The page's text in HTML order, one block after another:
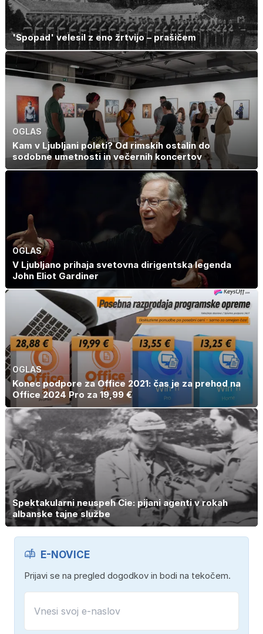
'Spopad' velesil z eno žrtvijo – prašičem
OGLAS
Kam v Ljubljani poleti? Od rimskih ostalin do
sodobne umetnosti in večernih koncertov
OGLAS
V Ljubljano prihaja svetovna dirigentska legenda
John Eliot Gardiner
OGLAS
Konec podpore za Office 2021: čas je za prehod na
Office 2024 Pro za 19,99 €
Spektakularni neuspeh Cie: pijani agenti v rokah
albanske tajne službe
E-NOVICE
Prijavi se na pregled dogodkov in bodi na tekočem.